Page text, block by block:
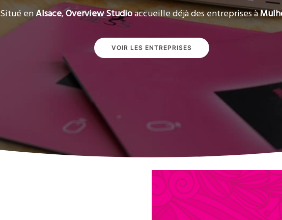
Situé enAlsace,Overview Studioaccueille déjà des entreprises à
VOIR LES ENTREPRISES